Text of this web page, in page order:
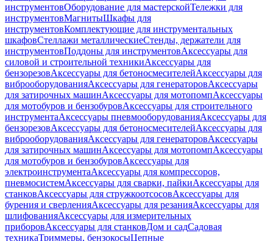
инструментовОборудование для мастерскойТележки для
инструментовМагнитыШкафы для
инструментовКомплектующие для инструментальных
шкафовСтеллажи металлическиеСтенды, держатели для
инструментовПоддоны для инструментовАксессуары для
силовой и строительной техникиАксессуары для
бензорезовАксессуары для бетоносмесителейАксессуары для
виброоборудованияАксессуары для генераторовАксессуары
для затирочных машинАксессуары для мотопомпАксессуары
для мотобуров и бензобуровАксессуары для строительного
инструментаАксессуары пневмооборудованияАксессуары для
бензорезовАксессуары для бетоносмесителейАксессуары для
виброоборудованияАксессуары для генераторовАксессуары
для затирочных машинАксессуары для мотопомпАксессуары
для мотобуров и бензобуровАксессуары для
электроинструментаАксессуары для компрессоров,
пневмосистемАксессуары для сварки, пайкиАксессуары для
станковАксессуары для стружкоотсосовАксессуары для
бурения и сверленияАксессуары для резанияАксессуары для
шлифованияАксессуары для измерительных
приборовАксессуары для станковДом и садСадовая
техникаТриммеры, бензокосыЦепные